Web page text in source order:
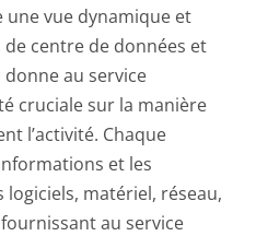
une vue dynamique et
centre de données et
au service
cruciale sur la manière
l’activité. Chaque
et les
matériel, réseau,
au service